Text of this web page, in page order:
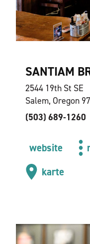
SANTIAM
2544 19th St SE
Salem, Oregon
(503) 689-1260
website
karte